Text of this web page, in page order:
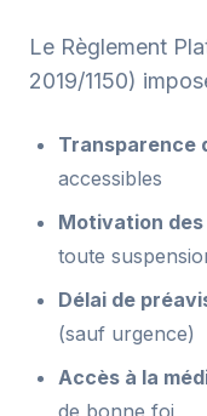
Le Règlement
2019/1150)
Transparence
accessibles
Motivation
toute
Délai de
(sauf urgence)
Accès à la
de bonne foi